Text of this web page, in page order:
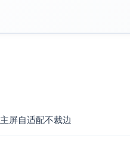
屏自适配不裁边